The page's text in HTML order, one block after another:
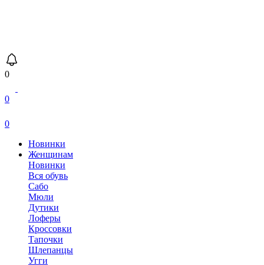
0
0
0
Новинки
Женщинам
Новинки
Вся обувь
Сабо
Мюли
Дутики
Лоферы
Кроссовки
Тапочки
Шлепанцы
Угги